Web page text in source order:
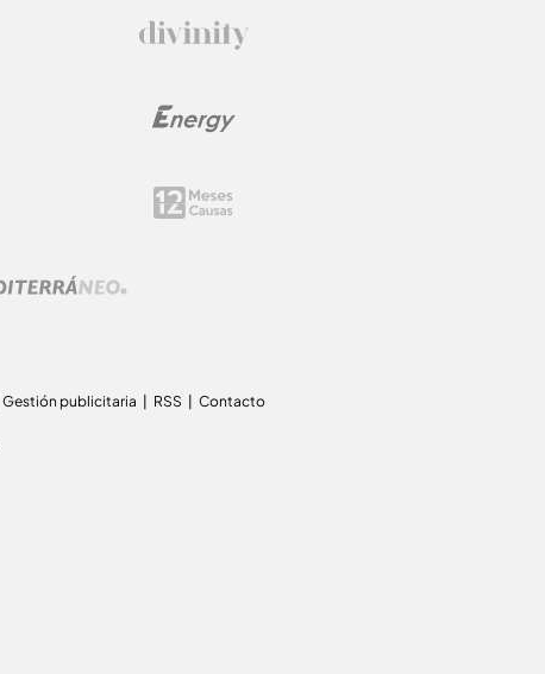
Gestión publicitaria RSS Contacto